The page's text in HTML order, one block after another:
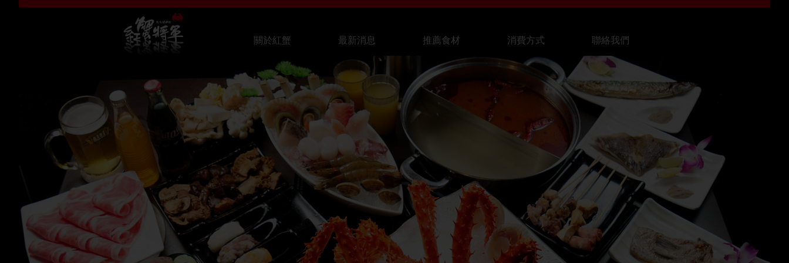
關於紅蟹 最新消息 推薦食材 消費方式 聯絡我們